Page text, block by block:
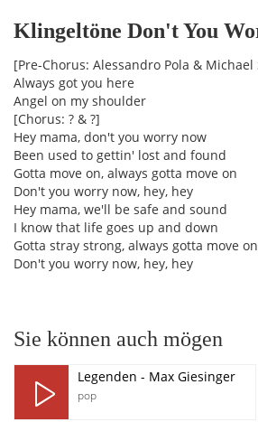
Klingeltöne Don't You
[Pre-Chorus: Alessandro Pola & Michael
Always got you here
Angel on my shoulder
[Chorus: ? & ?]
Hey mama, don't you worry now
Been used to gettin' lost and found
Gotta move on, always gotta move on
Don't you worry now, hey, hey
Hey mama, we'll be safe and sound
I know that life goes up and down
Gotta stray strong, always gotta move on
Don't you worry now, hey, hey
Sie können auch mögen
Legenden - Max Giesinger
pop